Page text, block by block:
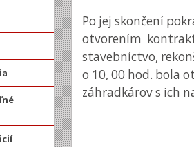
Po jej skončení
otvorením
stavebníctvo,
o 10, 00 hod. bola
záhradkárov s ich